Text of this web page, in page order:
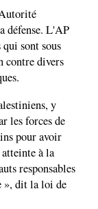
défense. L'AP
sont sous
contre divers
y
les forces de
pour avoir
à la
responsables
», dit la loi de